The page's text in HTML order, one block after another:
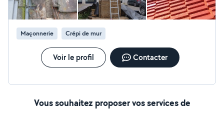
Maçonnerie Crépi de mur
Voir le profil Contacter
Vous souhaitez proposer vos services de